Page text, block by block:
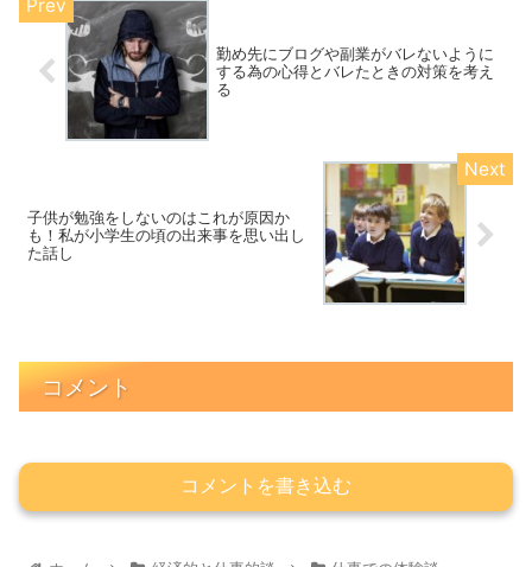
勤め先にブログや副業がバレないように
する為の心得とバレたときの対策を考え
る
子供が勉強をしないのはこれが原因か
も！私が小学生の頃の出来事を思い出し
た話し
コメント
コメントを書き込む